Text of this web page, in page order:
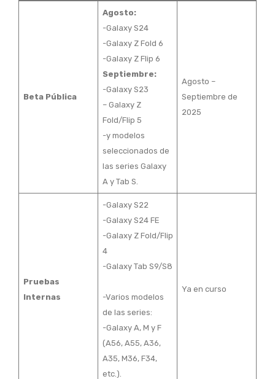
Beta Pública
Agosto:
-Galaxy S24
-Galaxy Z Fold 6
-Galaxy Z Flip 6
Septiembre:
-Galaxy S23
– Galaxy Z
Fold/Flip 5
-y modelos
seleccionados de
las series Galaxy
A y Tab S.
Agosto –
Septiembre de
2025
Pruebas
Internas
-Galaxy S22
-Galaxy S24 FE
-Galaxy Z Fold/Flip
4
-Galaxy Tab S9/S8
-Varios modelos
de las series:
-Galaxy A, M y F
(A56, A55, A36,
A35, M36, F34,
etc.).
Ya en curso